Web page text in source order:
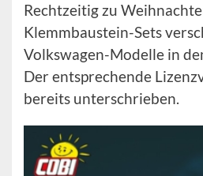
Rechtzeitig zu
Klemmbaustein-Sets
Volkswagen-Modelle in
Der entsprechende
bereits unterschrieben.